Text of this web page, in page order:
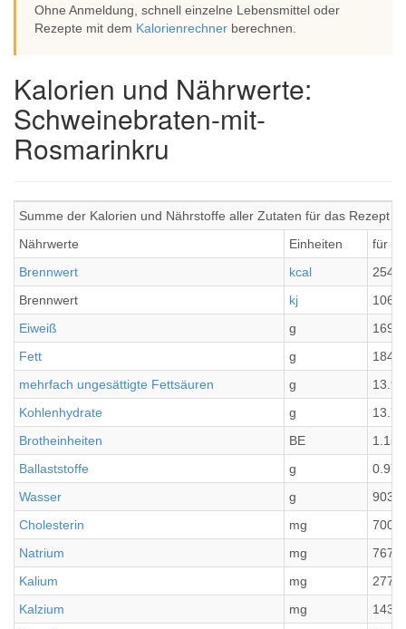
Ohne Anmeldung, schnell einzelne Lebensmittel oder
Rezepte mit dem Kalorienrechner berechnen.
Kalorien und Nährwerte:
Schweinebraten-mit-
Rosmarinkru
Summe der Kalorien und Nährstoffe aller Zutaten für das Rezept
Nährwerte
Einheiten
für 4
Brennwert
kcal
Brennwert
kj
Eiweiß
g
169.4
Fett
g
184.6
mehrfach ungesättigte Fettsäuren
g
13.99
Kohlenhydrate
g
13.77
Brotheinheiten
BE
1.15
Ballaststoffe
g
0.97
Wasser
g
Cholesterin
mg
700.4
Natrium
mg
767.8
Kalium
mg
Kalzium
mg
143.7